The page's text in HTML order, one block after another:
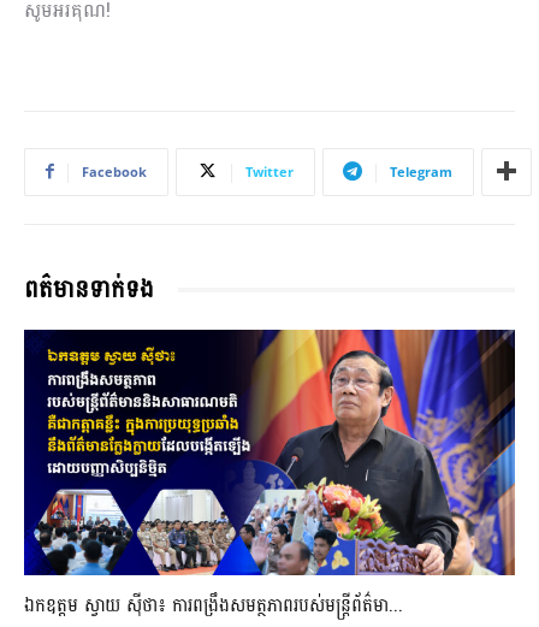
សូមអរគុណ!
Facebook Twitter Telegram
ពត៌មានទាក់ទង
ឯកឧត្តម ស្វាយ ស៊ីថា៖ ការពង្រឹងសមត្ថភាពរបស់មន្ត្រីព័ត៌មា...